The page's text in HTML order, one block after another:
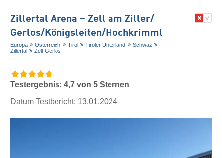
Zillertal Arena – Zell am Ziller/​
Gerlos/​Königsleiten/​Hochkrimml
Europa Österreich Tirol Tiroler Unterland
Schwaz
Zillertal
Zell-Gerlos
Testergebnis: 4,7 von 5 Sternen
Datum Testbericht: 13.01.2024